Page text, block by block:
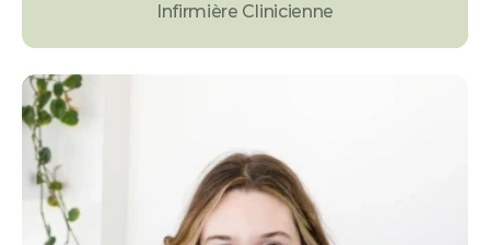
Infirmière Clinicienne